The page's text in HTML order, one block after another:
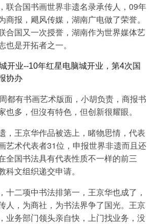
联合国书画世界非遗名录承传人，09年
商报，飓风传媒，湖南广电做了荣誉。
合国又一次授誉，湖南作为世界媒体艺
是开拓者之一。
开业--10年红星电脑城开业，第4次国
协办
都有书画艺术版面，小胡负责，商报书
也多，但沒有特色，但创新很耀眼。
，王京华作品被选上，睹物思情，代表
艺术代表者31位，申报世界非遗而且还
全国书法具有代表性质不一样的前三
文组织递交申请。
十二项中书法排第一，王京华也成了，
人，为商社，为书法界争了国光。王京
业务部门领头亲自快，上门找业务，没